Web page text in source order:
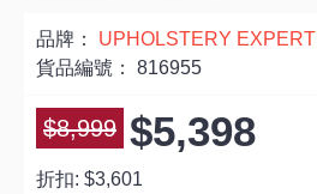
品牌： UPHOLSTERY EXPERT
貨品編號： 816955
$8,999 $5,398
折扣: $3,601